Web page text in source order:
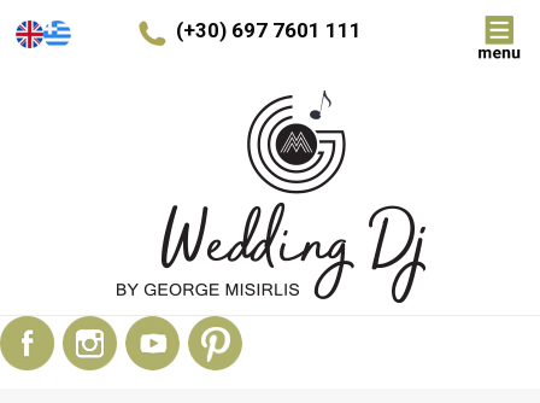
(+30) 697 7601 111